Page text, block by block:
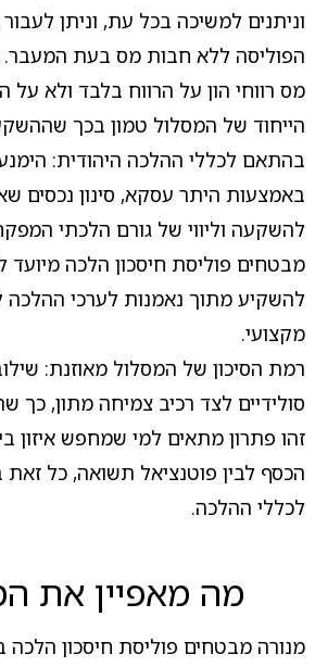
וניתנים למשיכה בכל עת, וניתן
הפוליסה ללא חבות מס בעת
מס רווחי הון על הרווח בלבד ולא על
הייחוד של המסלול טמון בכך
בהתאם לכללי ההלכה היהודית:
באמצעות היתר עסקא, סינון נכסים
להשקעה וליווי של גורם הלכתי
מבטחים פוליסת חיסכון הלכה
להשקיע מתוך נאמנות לערכי ההלכה
מקצועי.
רמת הסיכון של המסלול מאוזנת:
סולידיים לצד רכיב צמיחה מתון, כך
זהו פתרון מתאים למי שמחפש איזון
הכסף לבין פוטנציאל תשואה, כל
לכללי ההלכה.
מה מאפיין את
מנורה מבטחים פוליסת חיסכון הלכה